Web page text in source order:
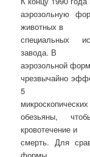
аэрозольную
животных в
специальных
завода. В
аэрозольной
чрезвычайно
5
обезьяны,
кровотечение и
смерть. Для